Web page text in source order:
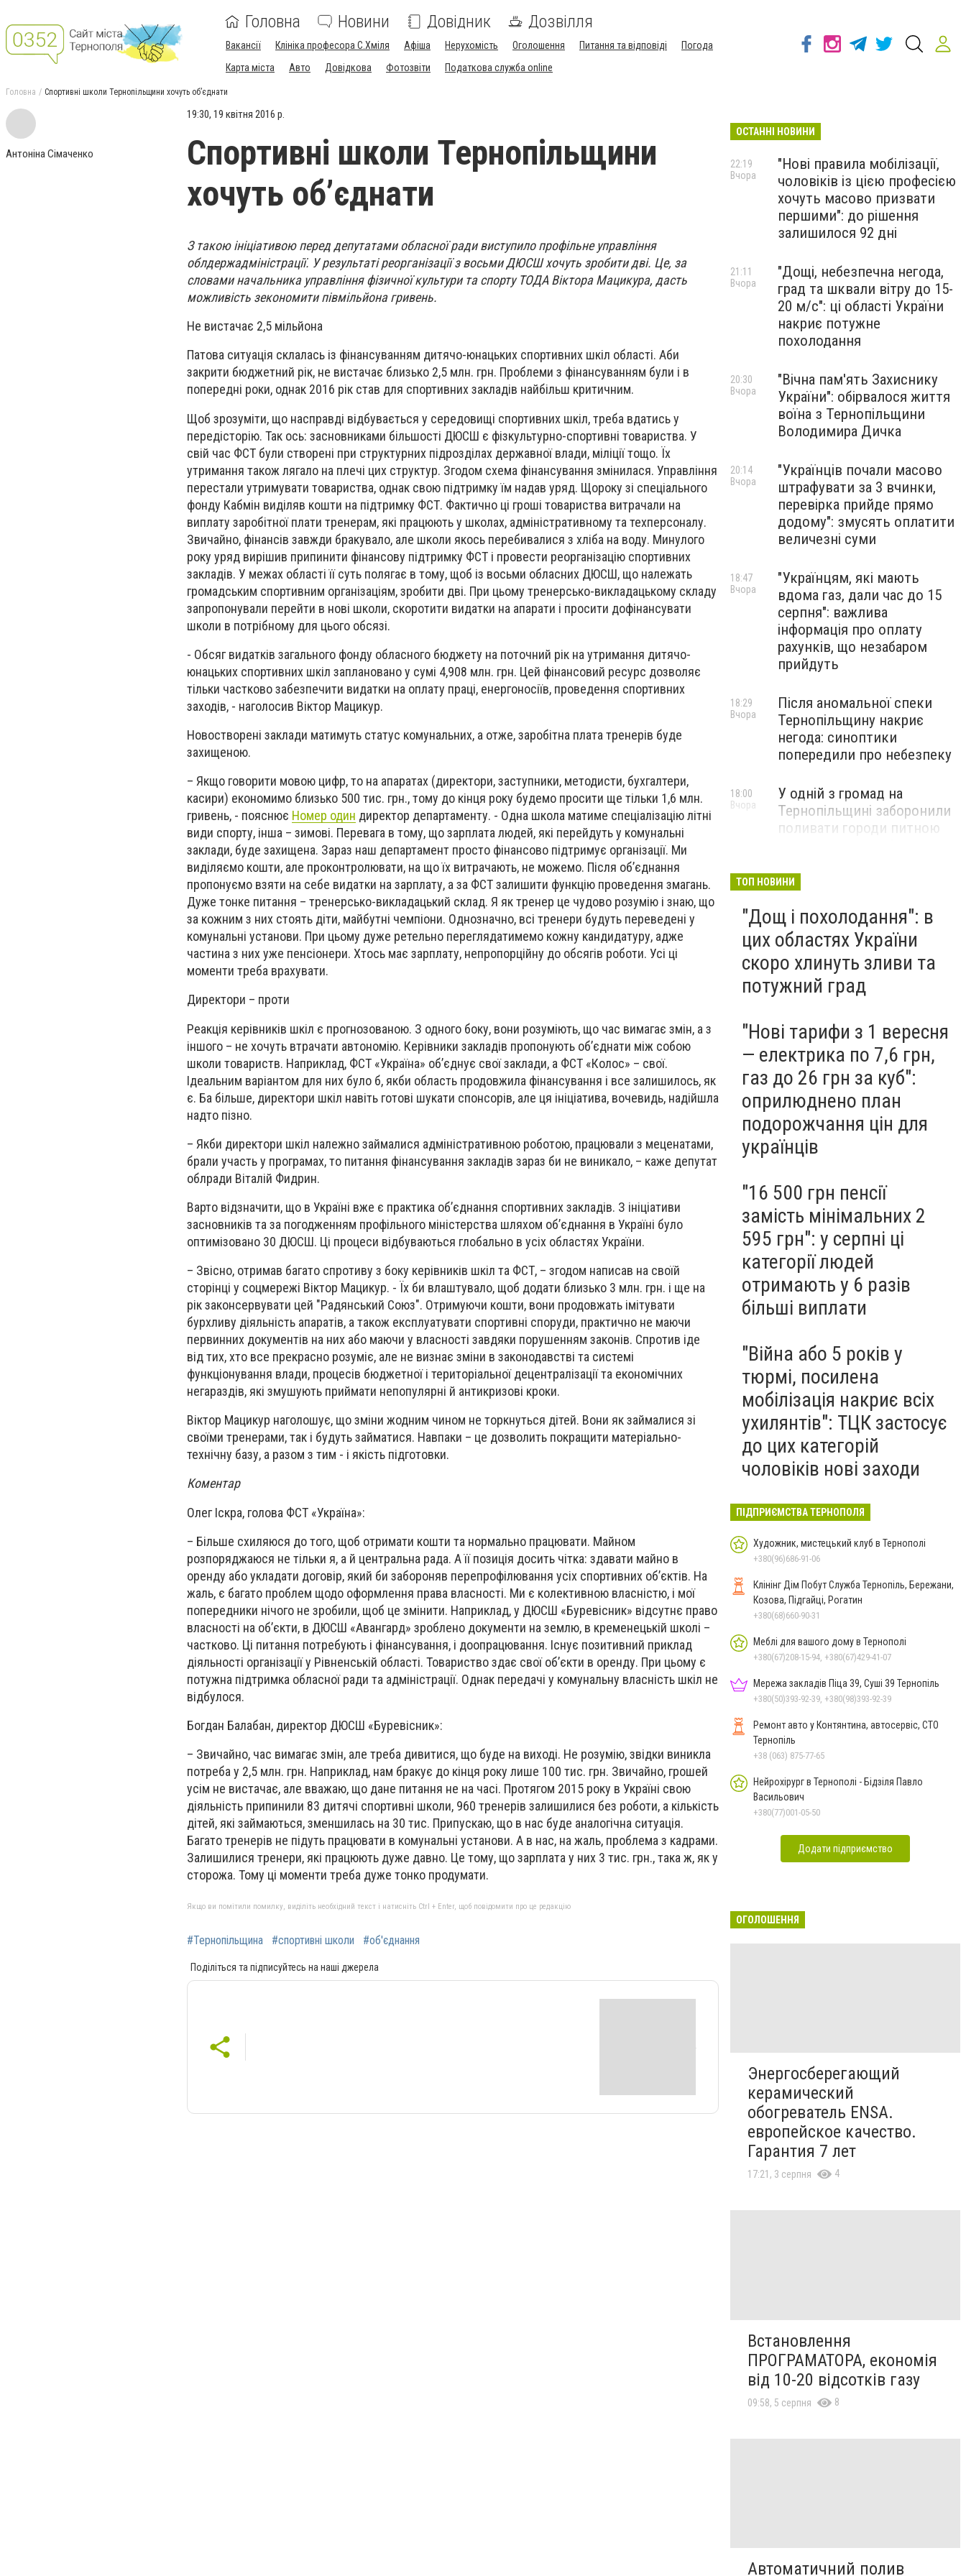
Головна Новини Довідник Дозвілля
Вакансії Клініка професора С.Хміля Афіша Нерухомість Оголошення Питання та відповіді
Погода
Карта міста
Авто Довідкова Фотозвіти Податкова служба online
Головна Спортивні школи Тернопільщини хочуть об’єднати
Антоніна Сімаченко
19:30, 19 квітня 2016 р.
Спортивні школи Тернопільщини
хочуть об’єднати
З такою ініціативою перед депутатами обласної ради виступило профільне управління
облдержадміністрації. У результаті реорганізації з восьми ДЮСШ хочуть зробити дві. Це, за
словами начальника управління фізичної культури та спорту ТОДА Віктора Мацикура, дасть
можливість зекономити півмільйона гривень.
Не вистачає 2,5 мільйона
Патова ситуація склалась із фінансуванням дитячо-юнацьких спортивних шкіл області. Аби
закрити бюджетний рік, не вистачає близько 2,5 млн. грн. Проблеми з фінансуванням були і в
попередні роки, однак 2016 рік став для спортивних закладів найбільш критичним.
Щоб зрозуміти, що насправді відбувається у середовищі спортивних шкіл, треба вдатись у
передісторію. Так ось: засновниками більшості ДЮСШ є фізкультурно-спортивні товариства. У
свій час ФСТ були створені при структурних підрозділах державної влади, міліції тощо. Їх
утримання також лягало на плечі цих структур. Згодом схема фінансування змінилася. Управління
перестали утримувати товариства, однак свою підтримку їм надав уряд. Щороку зі спеціального
фонду Кабмін виділяв кошти на підтримку ФСТ. Фактично ці гроші товариства витрачали на
виплату заробітної плати тренерам, які працюють у школах, адміністративному та техперсоналу.
Звичайно, фінансів завжди бракувало, але школи якось перебивалися з хліба на воду. Минулого
року уряд вирішив припинити фінансову підтримку ФСТ і провести реорганізацію спортивних
закладів. У межах області її суть полягає в тому, щоб із восьми обласних ДЮСШ, що належать
громадським спортивним організаціям, зробити дві. При цьому тренерсько-викладацькому складу
запропонували перейти в нові школи, скоротити видатки на апарати і просити дофінансувати
школи в потрібному для цього обсязі.
- Обсяг видатків загального фонду обласного бюджету на поточний рік на утримання дитячо-
юнацьких спортивних шкіл заплановано у сумі 4,908 млн. грн. Цей фінансовий ресурс дозволяє
тільки частково забезпечити видатки на оплату праці, енергоносіїв, проведення спортивних
заходів, - наголосив Віктор Мацикур.
Новостворені заклади матимуть статус комунальних, а отже, заробітна плата тренерів буде
захищеною.
– Якщо говорити мовою цифр, то на апаратах (директори, заступники, методисти, бухгалтери,
касири) економимо близько 500 тис. грн., тому до кінця року будемо просити ще тільки 1,6 млн.
гривень, - пояснює Номер один директор департаменту. - Одна школа матиме спеціалізацію літні
види спорту, інша – зимові. Перевага в тому, що зарплата людей, які перейдуть у комунальні
заклади, буде захищена. Зараз наш департамент просто фінансово підтримує організації. Ми
виділяємо кошти, але проконтролювати, на що їх витрачають, не можемо. Після об’єднання
пропонуємо взяти на себе видатки на зарплату, а за ФСТ залишити функцію проведення змагань.
Дуже тонке питання – тренерсько-викладацький склад. Я як тренер це чудово розумію і знаю, що
за кожним з них стоять діти, майбутні чемпіони. Однозначно, всі тренери будуть переведені у
комунальні установи. При цьому дуже ретельно переглядатимемо кожну кандидатуру, адже
частина з них уже пенсіонери. Хтось має зарплату, непропорційну до обсягів роботи. Усі ці
моменти треба врахувати.
Директори – проти
Реакція керівників шкіл є прогнозованою. З одного боку, вони розуміють, що час вимагає змін, а з
іншого – не хочуть втрачати автономію. Керівники закладів пропонують об’єднати між собою
школи товариств. Наприклад, ФСТ «Україна» об’єднує свої заклади, а ФСТ «Колос» – свої.
Ідеальним варіантом для них було б, якби область продовжила фінансування і все залишилось, як
є. Ба більше, директори шкіл навіть готові шукати спонсорів, але ця ініціатива, вочевидь, надійшла
надто пізно.
– Якби директори шкіл належно займалися адміністративною роботою, працювали з меценатами,
брали участь у програмах, то питання фінансування закладів зараз би не виникало, – каже депутат
облради Віталій Фидрин.
Варто відзначити, що в Україні вже є практика об’єднання спортивних закладів. З ініціативи
засновників та за погодженням профільного міністерства шляхом об’єднання в Україні було
оптимізовано 30 ДЮСШ. Ці процеси відбуваються глобально в усіх областях України.
– Звісно, отримав багато спротиву з боку керівників шкіл та ФСТ, – згодом написав на своїй
сторінці у соцмережі Віктор Мацикур. - Їх би влаштувало, щоб додати близько 3 млн. грн. і ще на
рік законсервувати цей "Радянський Союз". Отримуючи кошти, вони продовжать імітувати
бурхливу діяльність апаратів, а також експлуатувати спортивні споруди, практично не маючи
первинних документів на них або маючи у власності завдяки порушенням законів. Спротив іде
від тих, хто все прекрасно розуміє, але не визнає зміни в законодавстві та системі
функціонування влади, процесів бюджетної і територіальної децентралізації та економічних
негараздів, які змушують приймати непопулярні й антикризові кроки.
Віктор Мацикур наголошує, що зміни жодним чином не торкнуться дітей. Вони як займалися зі
своїми тренерами, так і будуть займатися. Навпаки – це дозволить покращити матеріально-
технічну базу, а разом з тим - і якість підготовки.
Коментар
Олег Іскра, голова ФСТ «Україна»:
– Більше схиляюся до того, щоб отримати кошти та нормально працювати. Майном
розпоряджаюся не тільки я, а й центральна рада. А її позиція досить чітка: здавати майно в
оренду або укладати договір, який би забороняв перепрофілювання усіх спортивних об’єктів. На
жаль, є багато проблем щодо оформлення права власності. Ми є колективною власністю, і мої
попередники нічого не зробили, щоб це змінити. Наприклад, у ДЮСШ «Буревісник» відсутнє право
власності на об’єкти, в ДЮСШ «Авангард» зроблено документи на землю, в кременецькій школі –
частково. Ці питання потребують і фінансування, і доопрацювання. Існує позитивний приклад
діяльності організації у Рівненській області. Товариство здає свої об’єкти в оренду. При цьому є
потужна підтримка обласної ради та адміністрації. Однак передачі у комунальну власність шкіл не
відбулося.
Богдан Балабан, директор ДЮСШ «Буревісник»:
– Звичайно, час вимагає змін, але треба дивитися, що буде на виході. Не розумію, звідки виникла
потреба у 2,5 млн. грн. Наприклад, нам бракує до кінця року лише 100 тис. грн. Звичайно, грошей
усім не вистачає, але вважаю, що дане питання не на часі. Протягом 2015 року в Україні свою
діяльність припинили 83 дитячі спортивні школи, 960 тренерів залишилися без роботи, а кількість
дітей, які займаються, зменшилась на 30 тис. Припускаю, що в нас буде аналогічна ситуація.
Багато тренерів не підуть працювати в комунальні установи. А в нас, на жаль, проблема з кадрами.
Залишилися тренери, які працюють дуже давно. Це тому, що зарплата у них 3 тис. грн., така ж, як у
сторожа. Тому ці моменти треба дуже тонко продумати.
Якщо ви помітили помилку, виділіть необхідний текст і натисніть Ctrl + Enter, щоб повідомити про це редакцію
#Тернопільщина #спортивні школи #об'єднання
Поділіться та підписуйтесь на наші джерела
ОСТАННІ НОВИНИ
"Нові правила мобілізації,
чоловіків із цією професією
хочуть масово призвати
першими": до рішення
залишилося 92 дні
22:19
Вчора
"Дощі, небезпечна негода,
град та шквали вітру до 15-
20 м/с": ці області України
накриє потужне
похолодання
21:11
Вчора
"Вічна пам'ять Захиснику
України": обірвалося життя
воїна з Тернопільщини
Володимира Дичка
20:30
Вчора
"Українців почали масово
штрафувати за 3 вчинки,
перевірка прийде прямо
додому": змусять оплатити
величезні суми
20:14
Вчора
"Українцям, які мають
вдома газ, дали час до 15
серпня": важлива
інформація про оплату
рахунків, що незабаром
прийдуть
18:47
Вчора
Після аномальної спеки
Тернопільщину накриє
негода: синоптики
попередили про небезпеку
18:29
Вчора
У одній з громад на
Тернопільщині заборонили
поливати городи питною
18:00
Вчора
миті: на Тернопільщині
знешкодили боєприпас
Вчора
ТОП НОВИНИ
"Дощ і похолодання": в
цих областях України
скоро хлинуть зливи та
потужний град
"Нові тарифи з 1 вересня
— електрика по 7,6 грн,
газ до 26 грн за куб":
оприлюднено план
подорожчання цін для
українців
"16 500 грн пенсії
замість мінімальних 2
595 грн": у серпні ці
категорії людей
отримають у 6 разів
більші виплати
"Війна або 5 років у
тюрмі, посилена
мобілізація накриє всіх
ухилянтів": ТЦК застосує
до цих категорій
чоловіків нові заходи
ПІДПРИЄМСТВА ТЕРНОПОЛЯ
Художник, мистецький клуб в Тернополі
+380(96)686-91-06
Клінінг Дім Побут Служба Тернопіль, Бережани,
Козова, Підгайці, Рогатин
+380(68)660-90-31
Меблі для вашого дому в Тернополі
+380(67)208-15-94, +380(67)429-41-07
Мережа закладів Піца 39, Суші 39 Тернопіль
+380(50)393-92-39, +380(98)393-92-39
Ремонт авто у Контянтина, автосервіс, СТО
Тернопіль
+38 (063) 875-77-65
Нейрохірург в Тернополі - Бідзіля Павло
Васильович
+380(77)001-05-50
Додати підприємство
ОГОЛОШЕННЯ
Энергосберегающий
керамический
обогреватель ENSA.
европейское качество.
Гарантия 7 лет
17:21, 3 серпня 4
Встановлення
ПРОГРАМАТОРА, економія
від 10-20 відсотків газу
09:58, 5 серпня 8
Автоматичний полив